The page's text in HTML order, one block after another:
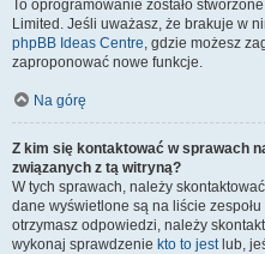
To oprogramowanie zostało
Limited. Jeśli uważasz, że brakuje w
phpBB Ideas Centre, gdzie możesz
zaproponować nowe funkcje.
Na górę
Z kim się kontaktować w sprawach
związanych z tą witryną?
W tych sprawach, należy
dane wyświetlone są na liście
otrzymasz odpowiedzi, należy
wykonaj sprawdzenie kto to jestlub,